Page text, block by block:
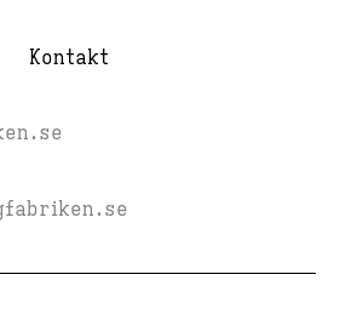
Kontakt